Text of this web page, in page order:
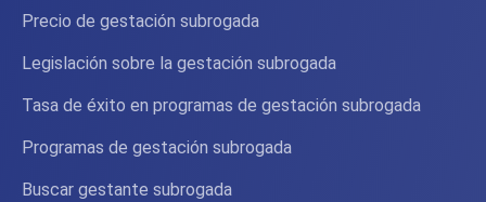
Precio de gestación subrogada
Legislación sobre la gestación subrogada
Tasa de éxito en programas de gestación subrogada
Programas de gestación subrogada
Buscar gestante subrogada